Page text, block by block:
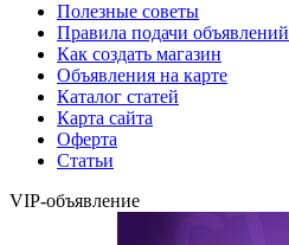
Полезные советы
Правила подачи объявлений
Как создать магазин
Объявления на карте
Каталог статей
Карта сайта
Оферта
Статьи
VIP-объявление